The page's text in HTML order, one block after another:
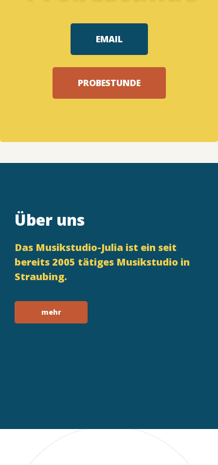
EMAIL
PROBESTUNDE
Über uns
Das Musikstudio-Julia ist ein seit
bereits 2005 tätiges Musikstudio in
Straubing.
mehr